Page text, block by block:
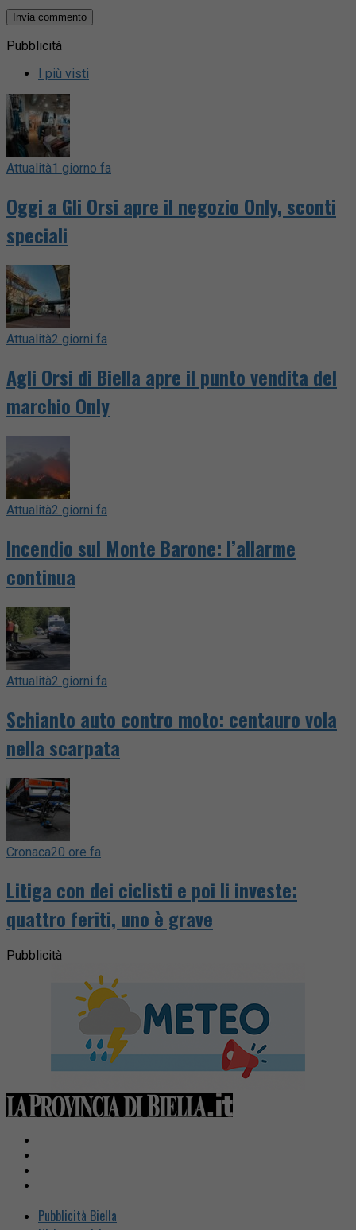
Pubblicità
I più visti
Attualità1 giorno fa
Oggi a Gli Orsi apre il negozio Only, sconti
speciali
Attualità2 giorni fa
Agli Orsi di Biella apre il punto vendita del
marchio Only
Attualità2 giorni fa
Incendio sul Monte Barone: l’allarme
continua
Attualità2 giorni fa
Schianto auto contro moto: centauro vola
nella scarpata
Cronaca20 ore fa
Litiga con dei ciclisti e poi li investe:
quattro feriti, uno è grave
Pubblicità
Pubblicità Biella